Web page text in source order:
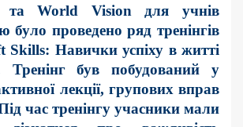
та World Vision для учнів
було проведено ряд тренінгів
Skills: Навички успіху в житті
Тренінг був побудований у
лекції, групових вправ
час тренінгу учасники мали